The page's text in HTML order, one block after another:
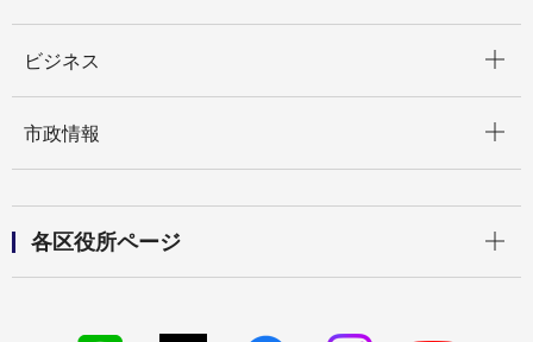
ビジネス
市政情報
各区役所ページ